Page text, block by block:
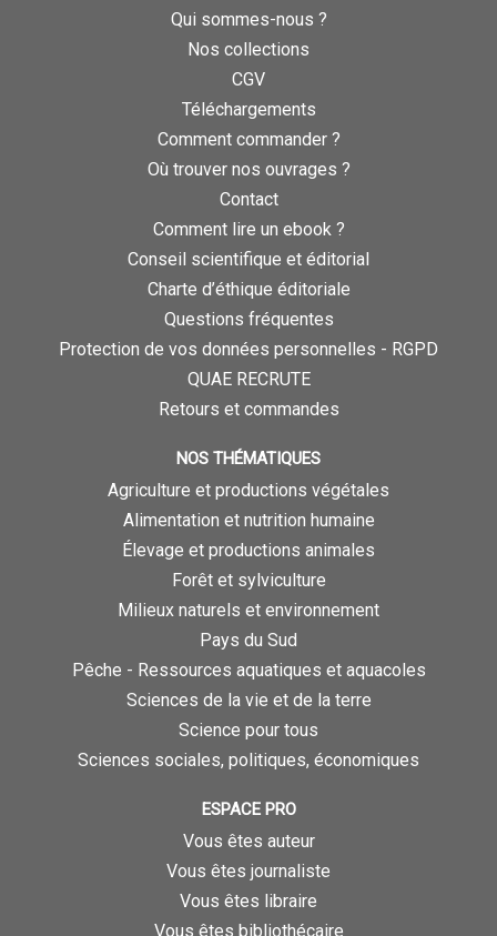
Qui sommes-nous ?
Nos collections
CGV
Téléchargements
Comment commander ?
Où trouver nos ouvrages ?
Contact
Comment lire un ebook ?
Conseil scientifique et éditorial
Charte d’éthique éditoriale
Questions fréquentes
Protection de vos données personnelles - RGPD
QUAE RECRUTE
Retours et commandes
NOS THÉMATIQUES
Agriculture et productions végétales
Alimentation et nutrition humaine
Élevage et productions animales
Forêt et sylviculture
Milieux naturels et environnement
Pays du Sud
Pêche - Ressources aquatiques et aquacoles
Sciences de la vie et de la terre
Science pour tous
Sciences sociales, politiques, économiques
ESPACE PRO
Vous êtes auteur
Vous êtes journaliste
Vous êtes libraire
Vous êtes bibliothécaire